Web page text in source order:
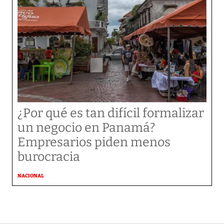
¿Por qué es tan difícil formalizar
un negocio en Panamá?
Empresarios piden menos
burocracia
NACIONAL